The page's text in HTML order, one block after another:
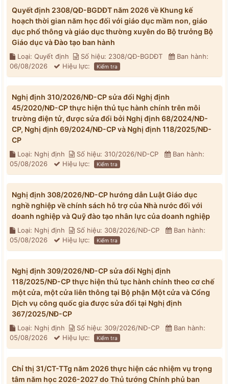
Quyết định 2308/QĐ-BGDĐT năm 2026 về Khung kế
hoạch thời gian năm học đối với giáo dục mầm non, giáo
dục phổ thông và giáo dục thường xuyên do Bộ trưởng Bộ
Giáo dục và Đào tạo ban hành
Loại: Quyết định Số hiệu: 2308/QĐ-BGDĐT
Ban hành:
06/08/2026
Hiệu lực: Kiểm tra
Nghị định 310/2026/NĐ-CP sửa đổi Nghị định
45/2020/NĐ-CP thực hiện thủ tục hành chính trên môi
trường điện tử, được sửa đổi bởi Nghị định 68/2024/NĐ-
CP, Nghị định 69/2024/NĐ-CP và Nghị định 118/2025/NĐ-
CP
Loại: Nghị định Số hiệu: 310/2026/NĐ-CP
Ban hành:
05/08/2026
Hiệu lực: Kiểm tra
Nghị định 308/2026/NĐ-CP hướng dẫn Luật Giáo dục
nghề nghiệp về chính sách hỗ trợ của Nhà nước đối với
doanh nghiệp và Quỹ đào tạo nhân lực của doanh nghiệp
Loại: Nghị định Số hiệu: 308/2026/NĐ-CP
Ban hành:
05/08/2026
Hiệu lực: Kiểm tra
Nghị định 309/2026/NĐ-CP sửa đổi Nghị định
118/2025/NĐ-CP thực hiện thủ tục hành chính theo cơ chế
một cửa, một cửa liên thông tại Bộ phận Một cửa và Cổng
Dịch vụ công quốc gia được sửa đổi tại Nghị định
367/2025/NĐ-CP
Loại: Nghị định Số hiệu: 309/2026/NĐ-CP
Ban hành:
05/08/2026
Hiệu lực: Kiểm tra
Chỉ thị 31/CT-TTg năm 2026 thực hiện các nhiệm vụ trọng
tâm năm học 2026-2027 do Thủ tướng Chính phủ ban